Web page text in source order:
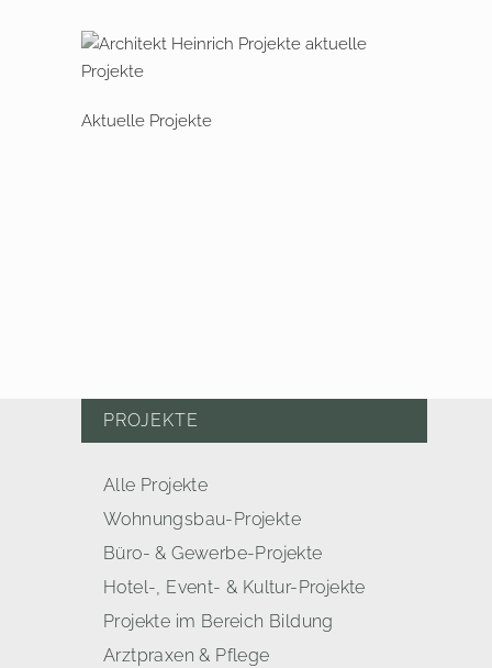
Aktuelle Projekte
PROJEKTE
Alle Projekte
Wohnungsbau-Projekte
Büro- & Gewerbe-Projekte
Hotel-, Event- & Kultur-Projekte
Projekte im Bereich Bildung
Arztpraxen & Pflege